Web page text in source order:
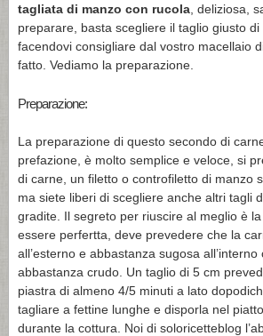
tagliata di manzo con rucola , deliziosa,
preparare, basta scegliere il taglio giusto di
facendovi consigliare dal vostro macellaio
fatto. Vediamo la preparazione.
Preparazione:
La preparazione di questo secondo di
prefazione, è molto semplice e veloce, si
di carne, un filetto o controfiletto di manzo
ma siete liberi di scegliere anche altri tagli
gradite. Il segreto per riuscire al meglio è
essere perfertta, deve prevedere che la
all’esterno e abbastanza sugosa all’interno
abbastanza crudo. Un taglio di 5 cm
piastra di almeno 4/5 minuti a lato
tagliare a fettine lunghe e disporla nel
durante la cottura. Noi di soloricetteblog